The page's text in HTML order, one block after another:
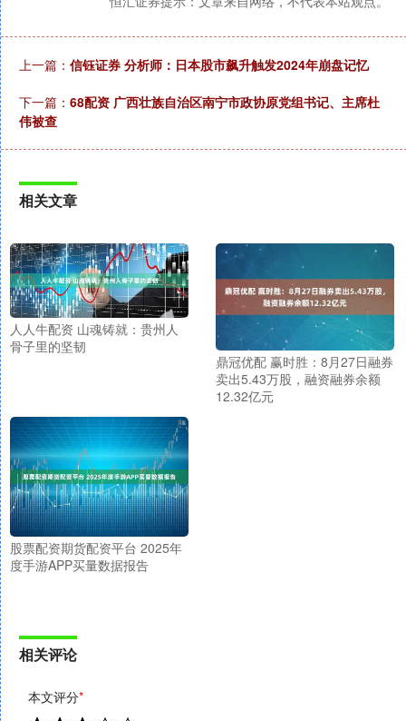
上一篇： 信钰证券 分析师：日本股市飙升触发2024年崩盘记忆
下一篇： 68配资 广西壮族自治区南宁市政协原党组书记、主席杜
伟被查
相关文章
人人牛配资 山魂铸就：贵州人
骨子里的坚韧
鼎冠优配 赢时胜：8月27日融券
卖出5.43万股，融资融券余额
12.32亿元
股票配资期货配资平台 2025年
度手游APP买量数据报告
相关评论
本文评分*